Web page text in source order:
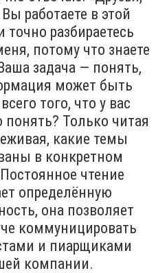
работаете в этой
разбираетесь
потому что знаете
задача — понять,
может быть
того, что у вас
понять? Только читая
какие темы
в конкретном
чтение
определённую
она позволяет
коммуницировать
и пиарщиками
компании.